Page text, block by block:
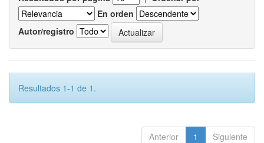
En orden
Autor/registro
Resultados 1-1 de 1.
Anterior 1 Siguiente